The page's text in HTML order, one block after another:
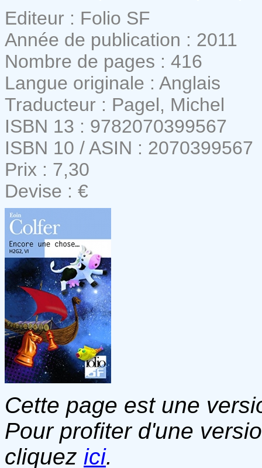
Editeur : Folio SF
Année de publication : 2011
Nombre de pages : 416
Langue originale : Anglais
Traducteur : Pagel, Michel
ISBN 13 : 9782070399567
ISBN 10 / ASIN : 2070399567
Prix : 7,30
Devise : €
Cette page est une
Pour profiter d'une
cliquez ici.